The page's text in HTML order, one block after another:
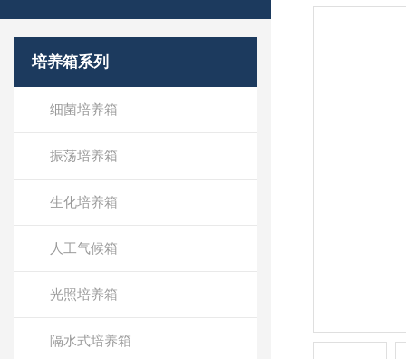
培养箱系列
细菌培养箱
振荡培养箱
生化培养箱
人工气候箱
光照培养箱
隔水式培养箱